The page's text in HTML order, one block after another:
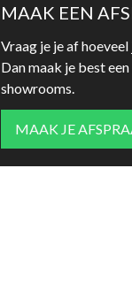
MAAK EEN
Vraag je je af
Dan maak je best
showrooms.
MAAK JE